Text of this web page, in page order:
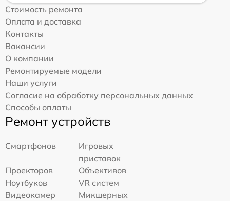
Стоимость ремонта
Оплата и доставка
Контакты
Вакансии
О компании
Ремонтируемые модели
Наши услуги
Согласие на обработку персональных данных
Способы оплаты
Ремонт устройств
Смартфонов
Игровых
приставок
Проекторов
Объективов
Ноутбуков
VR систем
Видеокамер
Микшерных